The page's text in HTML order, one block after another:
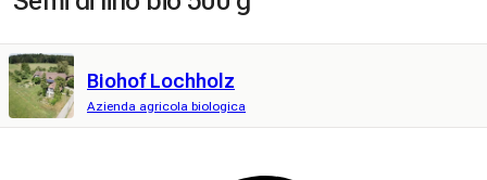
Biohof Lochholz
Azienda agricola biologica